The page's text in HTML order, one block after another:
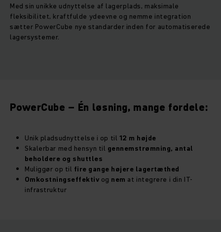
Med sin unikke udnyttelse af lagerplads, maksimale
fleksibilitet, kraftfulde ydeevne og nemme integration
sætter PowerCube nye standarder inden for automatiserede
lagersystemer.
PowerCube – Én løsning, mange fordele:
Unik pladsudnyttelse i op til 12 m højde
Skalerbar med hensyn til gennemstrømning, antal
beholdere og shuttles
Muliggør op til fire gange højere lagertæthed
Omkostningseffektiv og nem at integrere i din IT-
infrastruktur